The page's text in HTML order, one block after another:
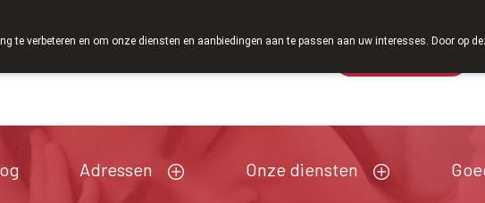
Adressen Onze diensten
te verbeteren en om onze diensten en aanbiedingen aan te passen aan uw interesses. Door op